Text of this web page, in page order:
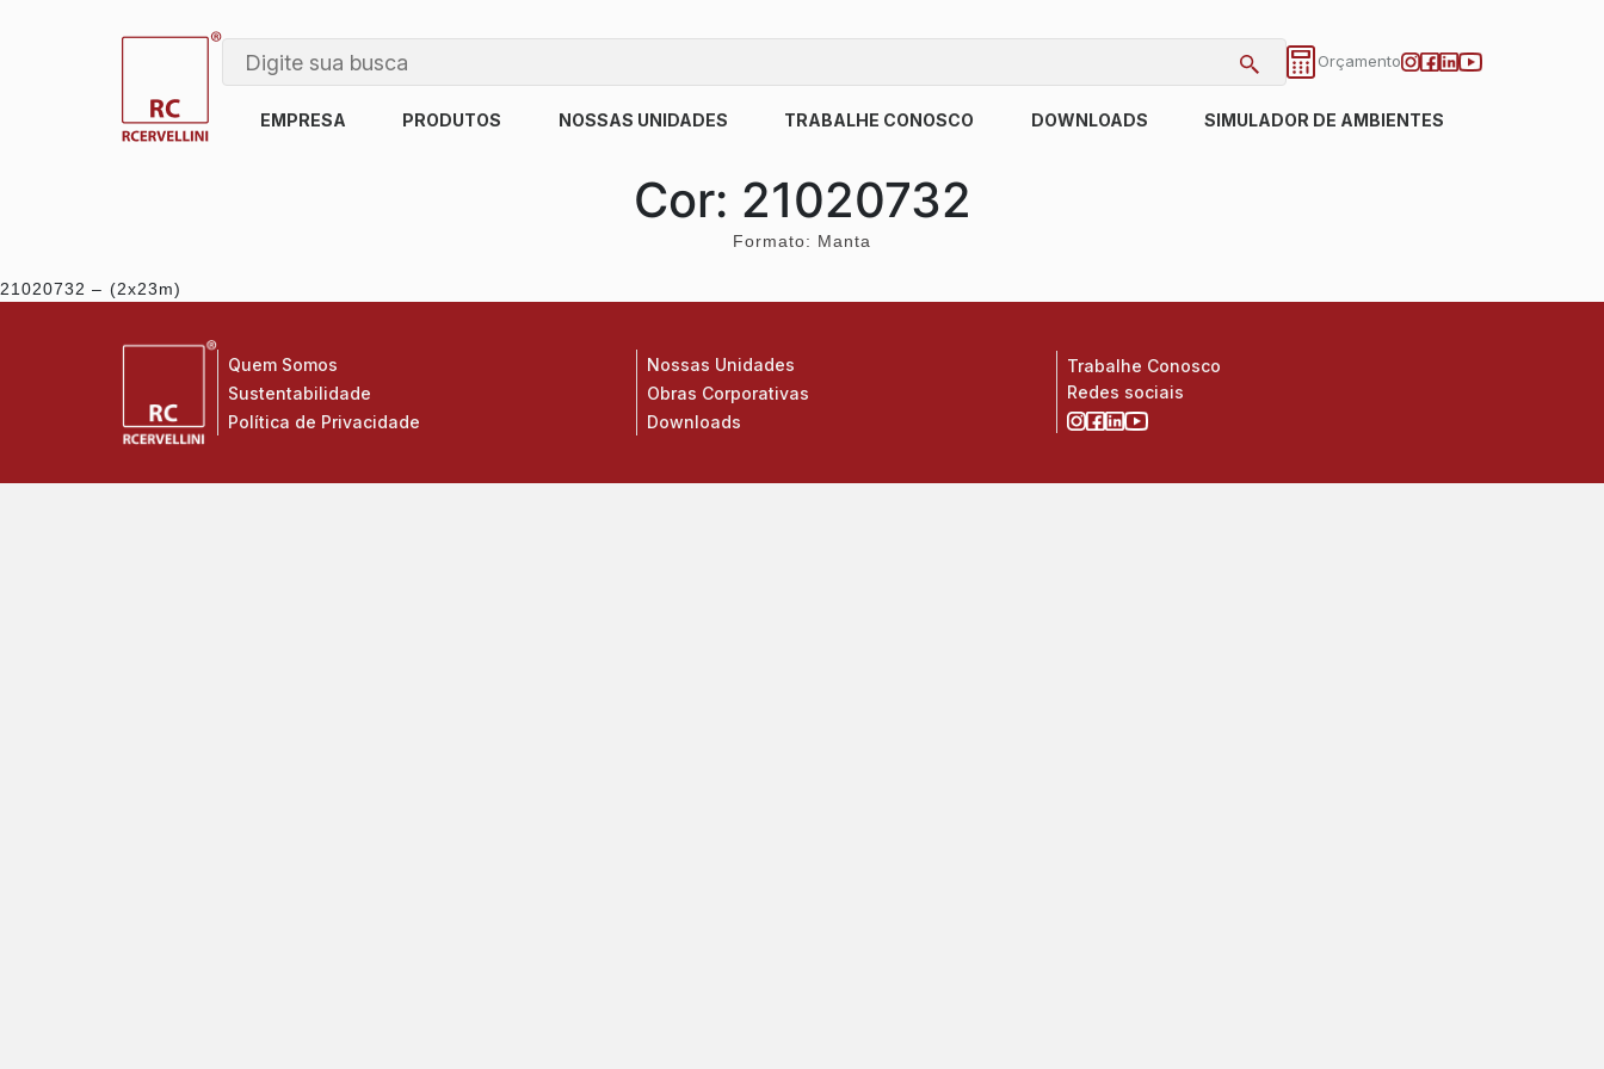
Orçamento
EMPRESA PRODUTOS NOSSAS UNIDADES TRABALHE CONOSCO DOWNLOADS SIMULADOR DE AMBIENTES
Cor: 21020732
Formato: Manta
21020732 – (2x23m)
Quem Somos
Sustentabilidade
Política de Privacidade
Nossas Unidades
Obras Corporativas
Downloads
Trabalhe Conosco
Redes sociais